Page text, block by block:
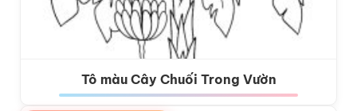
Tô màu Cây Chuối Trong Vườn